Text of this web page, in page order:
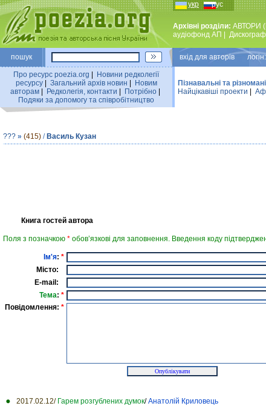
укр рус
Архівні розділи: АВТОРИ
аудiофонд АП
пошук вхiд для авторiв логін:
Про ресурс poezia.org
Новини редколегiї
ресурсу| Загальний архiв новин
Новим
авторам
Редколегiя, контакти Потрiбно
Подяки за допомогу та співробітництво
Пізнавальні та
Найцiкавiшi проекти
??? » (415) / Василь Кузан
Книга гостей автора
Поля з позначкою * обов’язкові для заповнення. Введення коду
Ім'я: *
Місто:
E-mail:
Тема: *
Повідомлення: *
2017.02.12/ Гарем розгублених думок/Анатолій Криловець